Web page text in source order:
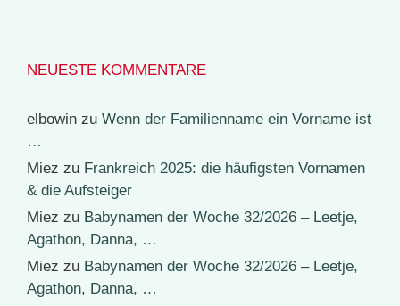
NEUESTE KOMMENTARE
elbowin zu Wenn der Familienname ein Vorname ist
…
Miez zu Frankreich 2025: die häufigsten Vornamen
& die Aufsteiger
Miez zu Babynamen der Woche 32/2026 – Leetje,
Agathon, Danna, …
Miez zu Babynamen der Woche 32/2026 – Leetje,
Agathon, Danna, …